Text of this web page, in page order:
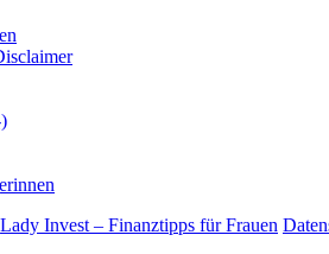
Lady Invest – Finanztipps für Frauen